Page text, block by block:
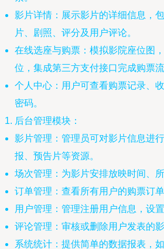
影片详情：展示影片的详细信息，
片、剧照、评分及用户评论。
在线选座与购票：模拟影院座位图
位，集成第三方支付接口完成购票
个人中心：用户可查看购票记录、
密码。
后台管理模块：
影片管理：管理员可对影片信息进
报、预告片等资源。
场次管理：为影片安排放映时间、
订单管理：查看所有用户的购票订
用户管理：管理注册用户信息，设
评论管理：审核或删除用户发表的影
系统统计：提供简单的数据报表，